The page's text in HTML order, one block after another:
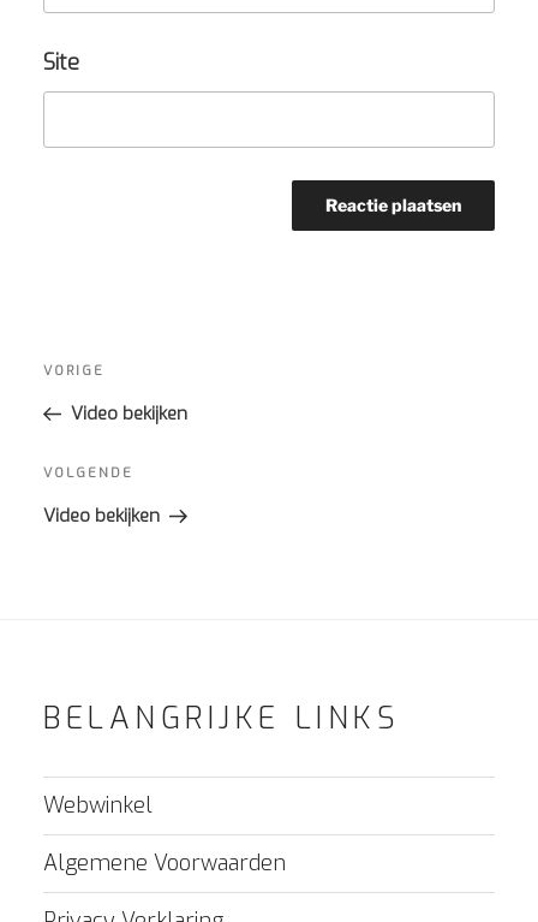
Site
navigatie
Vorig
bericht
VORIGE
Video bekijken
Volgend
bericht
VOLGENDE
Video bekijken
BELANGRIJKE LINKS
Webwinkel
Algemene Voorwaarden